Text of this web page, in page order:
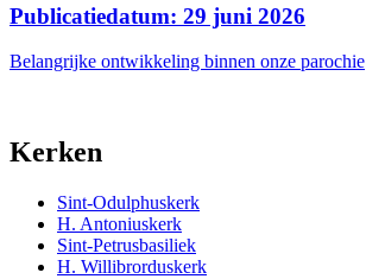
Publicatiedatum: 29 juni 2026
Belangrijke ontwikkeling binnen onze parochie
Kerken
Sint-Odulphuskerk
H. Antoniuskerk
Sint-Petrusbasiliek
H. Willibrorduskerk